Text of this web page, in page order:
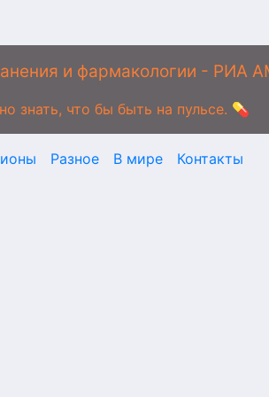
и фармакологии -
знать, что бы быть на пульсе. 💊
Разное В мире Контакты